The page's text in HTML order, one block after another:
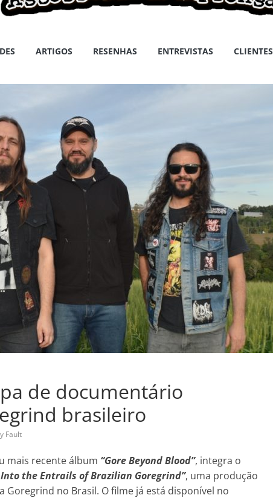
ARTIGOS RESENHAS ENTREVISTAS CLIENTES
de documentário
brasileiro
Fault
mais recente álbum “Gore Beyond Blood”, integra o
the Entrails of Brazilian Goregrind”, uma produção
Goregrind no Brasil. O filme já está disponível no